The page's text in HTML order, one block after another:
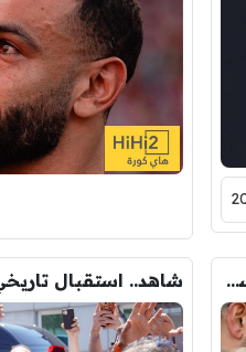
بند مثير في عقد محمد صلاح مع طرابزون سبور